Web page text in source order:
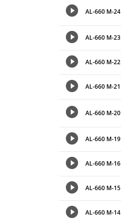
AL-660 M-24
AL-660 M-23
AL-660 M-22
AL-660 M-21
AL-660 M-20
AL-660 M-19
AL-660 M-16
AL-660 M-15
AL-660 M-14